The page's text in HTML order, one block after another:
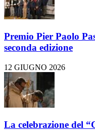
Premio Pier Paolo
seconda edizione
12 GIUGNO 2026
La celebrazione del